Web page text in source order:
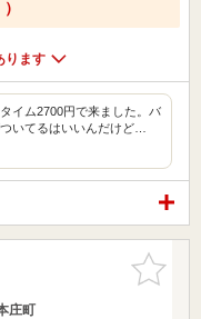
ります
イム2700円で来ました。バ
いてるはいいんだけど…
お気に入
りに追加
庄町